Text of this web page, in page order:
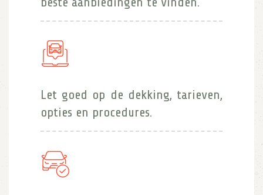
Let goed op de dekking, tarieven,
opties en procedures.